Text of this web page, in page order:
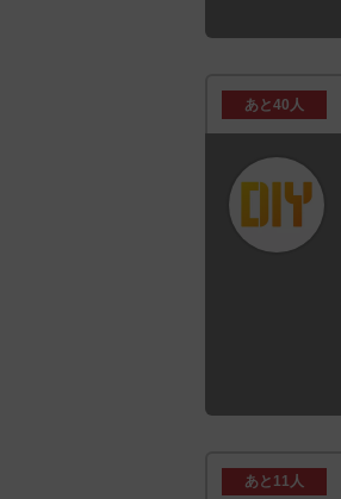
あと40人
あと 11人